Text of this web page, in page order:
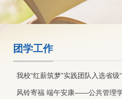
团学工作
我校“红薪筑梦”实践团队入选省级
风铃寄福 端午安康——公共管理